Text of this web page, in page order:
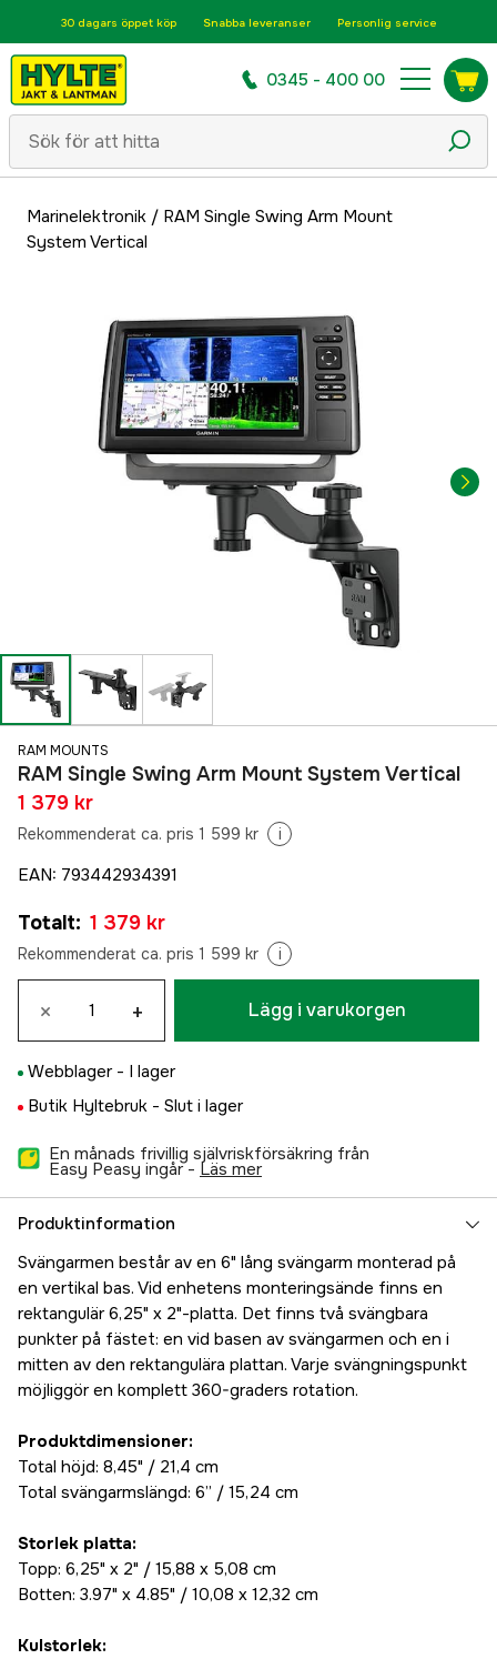
30 dagars öppet köp Snabba leveranser Personlig service
0345 - 400 00
Marinelektronik / RAM Single Swing Arm Mount
System Vertical
RAM MOUNTS
RAM Single Swing Arm Mount System Vertical
1 379 kr
Rekommenderat ca. pris 1 599 kr i
EAN: 793442934391
Totalt: 1 379 kr
Rekommenderat ca. pris 1 599 kr i
× + Lägg i varukorgen
Webblager - I lager
Butik Hyltebruk - Slut i lager
En månads frivillig självriskförsäkring från
Easy Peasy ingår - läs mer
Produktinformation
Svängarmen består av en 6" lång svängarm monterad på
en vertikal bas. Vid enhetens monteringsände finns en
rektangulär 6,25" x 2"-platta. Det finns två svängbara
punkter på fästet: en vid basen av svängarmen och en i
mitten av den rektangulära plattan. Varje svängningspunkt
möjliggör en komplett 360-graders rotation.
Produktdimensioner:
Total höjd: 8,45" / 21,4 cm
Total svängarmslängd: 6” / 15,24 cm
Storlek platta:
Topp: 6,25" x 2" / 15,88 x 5,08 cm
Botten: 3.97" x 4.85" / 10,08 x 12,32 cm
Kulstorlek: